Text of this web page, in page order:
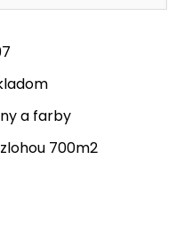
a farby
700m2